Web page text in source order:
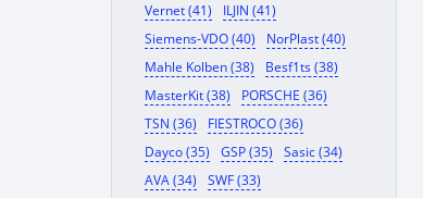
Vernet (41)
ILJIN (41)
Siemens-VDO (40)
NorPlast (40)
Mahle Kolben (38)
Besf1ts (38)
MasterKit (38)
PORSCHE (36)
TSN (36)
FIESTROCO (36)
Dayco (35)
GSP (35)
Sasic (34)
AVA (34)
SWF (33)